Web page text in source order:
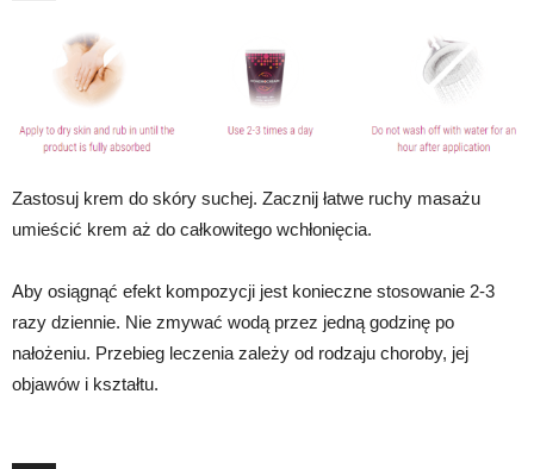
Zastosuj krem ​​do skóry suchej. Zacznij łatwe ruchy masażu
umieścić krem ​​aż do całkowitego wchłonięcia.
Aby osiągnąć efekt kompozycji jest konieczne stosowanie 2-3
razy dziennie. Nie zmywać wodą przez jedną godzinę po
nałożeniu. Przebieg leczenia zależy od rodzaju choroby, jej
objawów i kształtu.